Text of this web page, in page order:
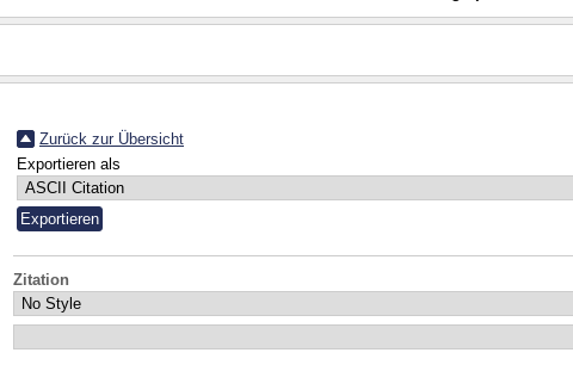
Zurück zur Übersicht
Exportieren als
Zitation